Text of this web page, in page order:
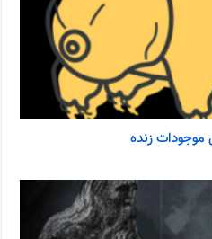
موجودات زنده